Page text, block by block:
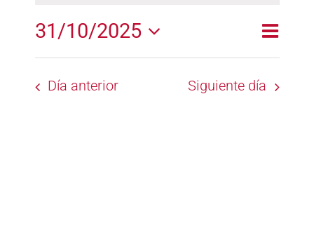
2025
vistas
Día
31/10/2025
Selecciona
la
fecha.
Día anterior Siguiente día